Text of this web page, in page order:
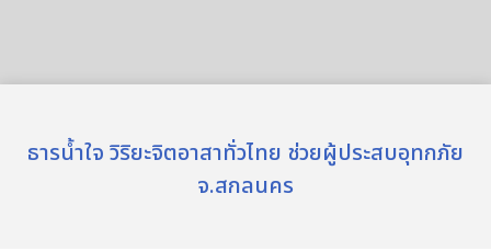
ธารน้ำใจ วิริยะจิตอาสาทั่วไทย ช่วยผู้ประสบอุทกภัย
จ.สกลนคร